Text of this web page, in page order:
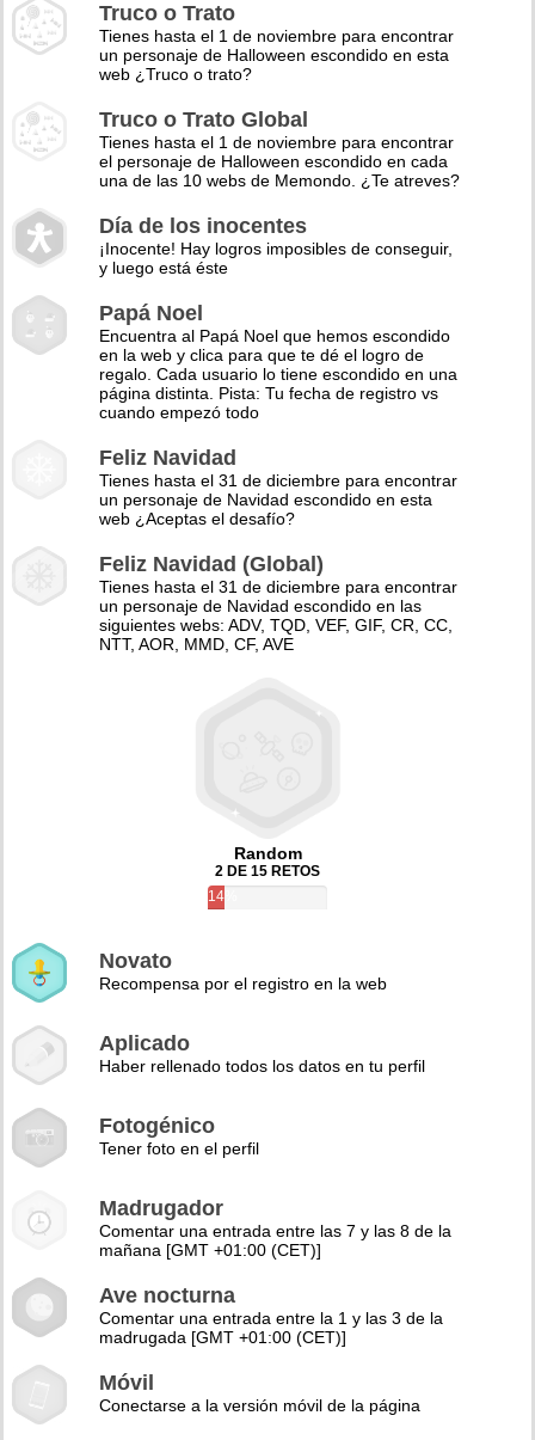
Truco o Trato
Tienes hasta el 1 de noviembre para encontrar
un personaje de Halloween escondido en esta
web ¿Truco o trato?
Truco o Trato Global
Tienes hasta el 1 de noviembre para encontrar
el personaje de Halloween escondido en cada
una de las 10 webs de Memondo. ¿Te atreves?
Día de los inocentes
¡Inocente! Hay logros imposibles de conseguir,
y luego está éste
Papá Noel
Encuentra al Papá Noel que hemos escondido
en la web y clica para que te dé el logro de
regalo. Cada usuario lo tiene escondido en una
página distinta. Pista: Tu fecha de registro vs
cuando empezó todo
Feliz Navidad
Tienes hasta el 31 de diciembre para encontrar
un personaje de Navidad escondido en esta
web ¿Aceptas el desafío?
Feliz Navidad (Global)
Tienes hasta el 31 de diciembre para encontrar
un personaje de Navidad escondido en las
siguientes webs: ADV, TQD, VEF, GIF, CR, CC,
NTT, AOR, MMD, CF, AVE
Random
2 DE 15 RETOS
14%
Novato
Recompensa por el registro en la web
Aplicado
Haber rellenado todos los datos en tu perfil
Fotogénico
Tener foto en el perfil
Madrugador
Comentar una entrada entre las 7 y las 8 de la
mañana [GMT +01:00 (CET)]
Ave nocturna
Comentar una entrada entre la 1 y las 3 de la
madrugada [GMT +01:00 (CET)]
Móvil
Conectarse a la versión móvil de la página